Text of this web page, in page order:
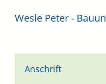
Wesle Peter -
Anschrift